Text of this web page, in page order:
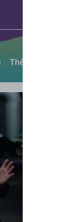
Théâtre d'ombres
tombent
désirent de
pas. Ils
de toutes
Gabriell
à une